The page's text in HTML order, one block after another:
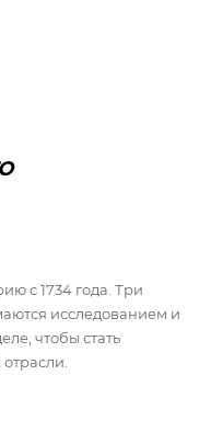
с 1734 года. Три
исследованием и
чтобы стать